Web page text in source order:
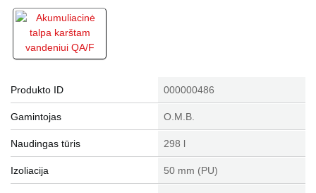
Produkto ID 000000486
Gamintojas O.M.B.
Naudingas tūris 298 l
Izoliacija 50 mm (PU)